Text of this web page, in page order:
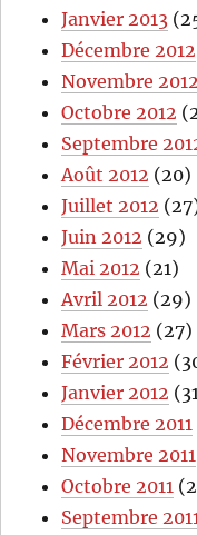
Janvier 2013
Décembre 2012
Novembre 2012
Octobre 2012
Septembre
Août 2012 (20)
Juillet 2012
Juin 2012 (29)
Mai 2012 (21)
Avril 2012 (29)
Mars 2012 (27)
Février 2012
Janvier 2012
Décembre 2011
Novembre 2011
Octobre 2011
Septembre 2011